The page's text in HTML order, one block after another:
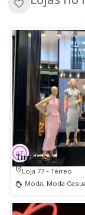
Tricotez
Loja 77 - Térreo
Moda, Moda